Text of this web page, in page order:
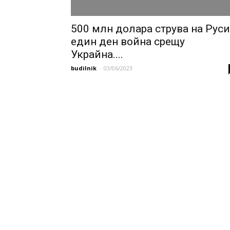
500 млн долара струва на
един ден война срещу
Украйна....
budilnik - 03/06/2023